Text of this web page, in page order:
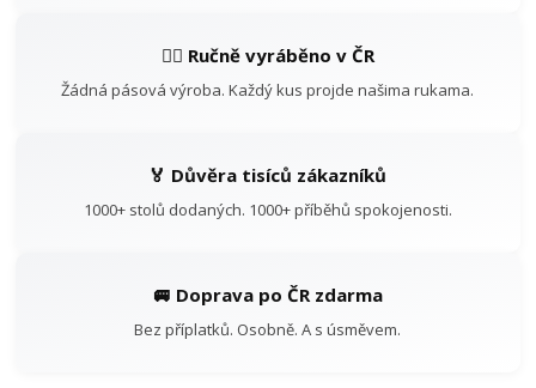
👷‍♂️ Ručně vyráběno v ČR
Žádná pásová výroba. Každý kus projde našima rukama.
🏅 Důvěra tisíců zákazníků
1000+ stolů dodaných. 1000+ příběhů spokojenosti.
🚐 Doprava po ČR zdarma
Bez příplatků. Osobně. A s úsměvem.